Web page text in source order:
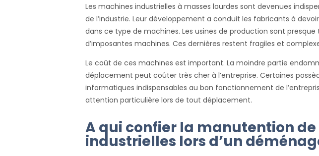
Les machines industrielles à masses lourdes sont devenues
de l’industrie. Leur développement a conduit les fabricants à
dans ce type de machines. Les usines de production sont
d’imposantes machines. Ces dernières restent fragiles et
Le coût de ces machines est important. La moindre partie
déplacement peut coûter très cher à l’entreprise. Certaines
informatiques indispensables au bon fonctionnement de
attention particulière lors de tout déplacement.
A qui confier la manutention
industrielles lors d’un